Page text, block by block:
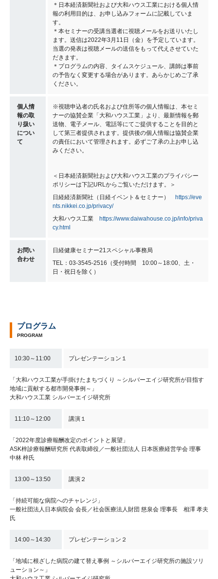
＊日本経済新聞社および大和ハウス工業における個人情
報の利用目的は、お申し込みフォームに記載していま
す。
＊本セミナーの受講当選者に視聴メールをお送りいたし
ます。送信は2022年3月11日（金）を予定しています。
当選の発表は視聴メールの送信をもって代えさせていた
だきます。
＊プログラムの内容、タイムスケジュール、講師は事前
の予告なく変更する場合があります。あらかじめご了承
ください。
個人情
報の取
り扱い
につい
て
※視聴申込者の氏名および住所等の個人情報は、本セミ
ナーの協賛企業「大和ハウス工業」より、最新情報を郵
送物、電子メール、電話等にてご提供することを目的と
して第三者提供されます。提供後の個人情報は協賛企業
の責任において管理されます。必ずご了承の上お申し込
みください。
＜日本経済新聞社および大和ハウス工業のプライバシー
ポリシーは下記URLからご覧いただけます。＞
日経経済新聞社（日経イベント＆セミナー） https://eve
nts.nikkei.co.jp/privacy/
大和ハウス工業 https://www.daiwahouse.co.jp/info/priva
cy.html
お問い
合わせ
日経健康セミナー21スペシャル事務局
TEL：03-3545-2516（受付時間 10:00～18:00、土・
日・祝日を除く）
プログラム
PROGRAM
10:30～11:00 プレゼンテーション１
「大和ハウス工業が手掛けたまちづくり ～シルバーエイジ研究所が目指す
地域に貢献する都市開発事例～」
大和ハウス工業 シルバーエイジ研究所
11:10～12:00 講演１
「2022年度診療報酬改定のポイントと展望」
ASK梓診療報酬研究所 代表取締役／一般社団法人 日本医療経営学会 理事
中林 梓氏
13:00～13:50 講演２
「持続可能な病院へのチャレンジ」
一般社団法人日本病院会 会長／社会医療法人財団 慈泉会 理事長 相澤 孝夫
氏
14:00～14:30 プレゼンテーション２
「地域に根ざした病院の建て替え事例 ～シルバーエイジ研究所の施設ソリ
ューション～」